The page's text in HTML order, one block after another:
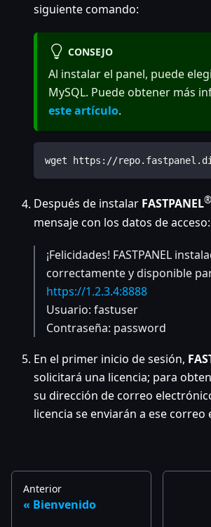
siguiente comando:
CONSEJO
Al instalar el panel, puede
MySQL. Puede obtener más
este artículo.
wget https://
Después de instalar FASTPANEL®
mensaje con los datos de acceso:
¡Felicidades! FASTPANEL
correctamente y disponible
https://1.2.3.4:8888
Usuario: fastuser
Contraseña: password
En el primer inicio de sesión,
solicitará una licencia; para
su dirección de correo
licencia se enviarán a ese correo
Anterior
Bienvenido